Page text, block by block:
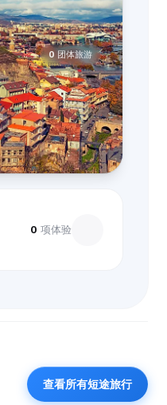
0 团体旅游
0 项体验
查看所有短途旅行